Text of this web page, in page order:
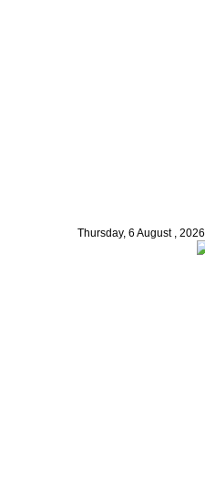
Thursday, 6 August , 2026